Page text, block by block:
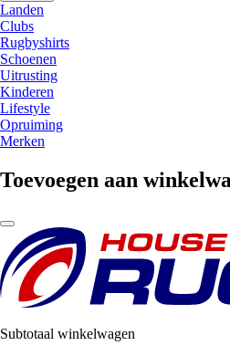
Landen
Clubs
Rugbyshirts
Schoenen
Uitrusting
Kinderen
Lifestyle
Opruiming
Merken
Toevoegen aan
Subtotaal winkelwagen